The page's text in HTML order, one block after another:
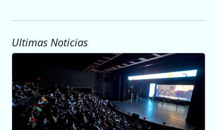
Ultimas Noticias